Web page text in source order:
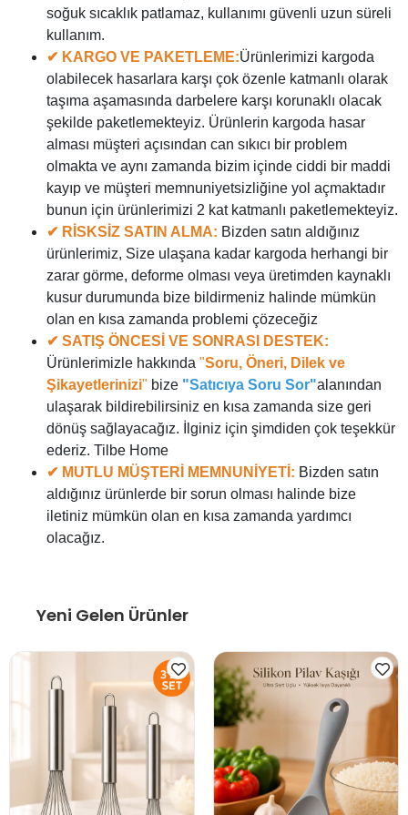
soğuk sıcaklık patlamaz, kullanımı güvenli uzun süreli
kullanım.
✔ KARGO VE PAKETLEME:Ürünlerimizi kargoda
olabilecek hasarlara karşı çok özenle katmanlı olarak
taşıma aşamasında darbelere karşı korunaklı olacak
şekilde paketlemekteyiz. Ürünlerin kargoda hasar
alması müşteri açısından can sıkıcı bir problem
olmakta ve aynı zamanda bizim içinde ciddi bir maddi
kayıp ve müşteri memnuniyetsizliğine yol açmaktadır
bunun için ürünlerimizi 2 kat katmanlı paketlemekteyiz.
✔ RİSKSİZ SATIN ALMA: Bizden satın aldığınız
ürünlerimiz, Size ulaşana kadar kargoda herhangi bir
zarar görme, deforme olması veya üretimden kaynaklı
kusur durumunda bize bildirmeniz halinde mümkün
olan en kısa zamanda problemi çözeceğiz
✔ SATIŞ ÖNCESİ VE SONRASI DESTEK:
Ürünlerimizle hakkında "Soru, Öneri, Dilek ve
Şikayetlerinizi" bize "Satıcıya Soru Sor"alanından
ulaşarak bildirebilirsiniz en kısa zamanda size geri
dönüş sağlayacağız. İlginiz için şimdiden çok teşekkür
ederiz. Tilbe Home
✔ MUTLU MÜŞTERİ MEMNUNİYETİ: Bizden satın
aldığınız ürünlerde bir sorun olması halinde bize
iletiniz mümkün olan en kısa zamanda yardımcı
olacağız.
Yeni Gelen Ürünler